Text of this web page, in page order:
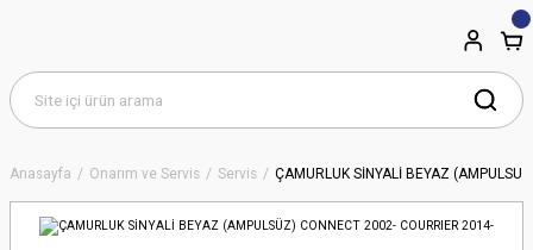
Anasayfa Onarım ve Servis Servis ÇAMURLUK SİNYALİ BEYAZ